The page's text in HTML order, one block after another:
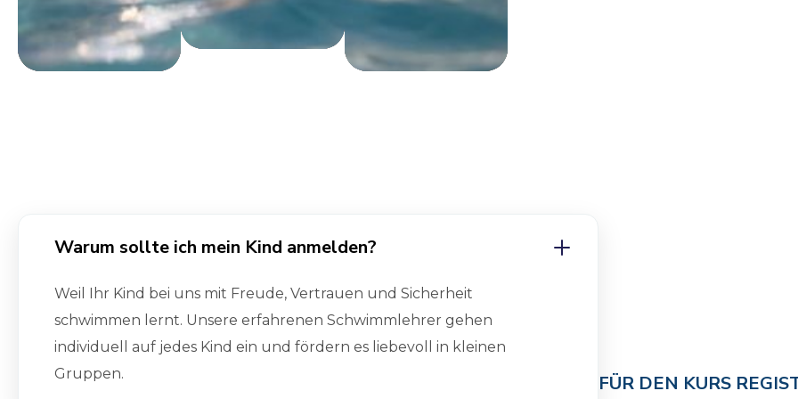
6
6
Warum sollte ich mein Kind anmelden?
Weil Ihr Kind bei uns mit Freude, Vertrauen und Sicherheit
schwimmen lernt. Unsere erfahrenen Schwimmlehrer gehen
individuell auf jedes Kind ein und fördern es liebevoll in kleinen
Gruppen.
FÜR DEN KURS